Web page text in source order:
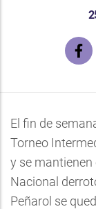
El fin de
Torneo
y se mantienen
Nacional
Peñarol se